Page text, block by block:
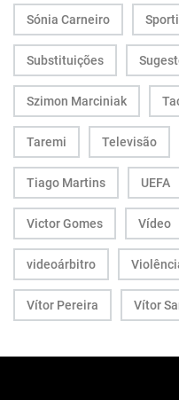
Sónia Carneiro
Substituições
Szimon Marciniak
Taremi Televisão
Tiago Martins UEFA
Victor Gomes Vídeo
videoárbitro
Vítor Pereira Vítor